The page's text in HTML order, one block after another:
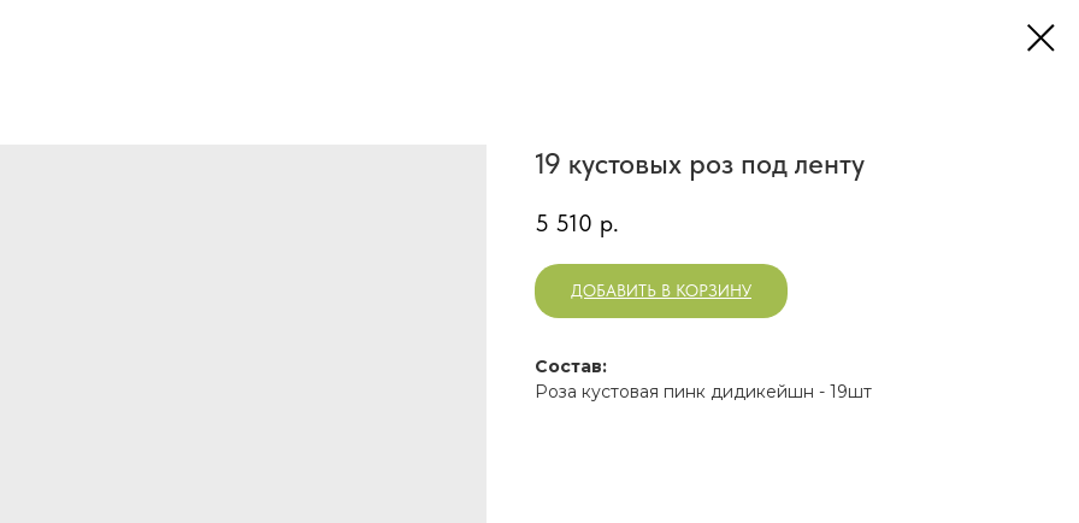
19 кустовых роз под ленту
5 510 р.
ДОБАВИТЬ В КОРЗИНУ
Состав:
Роза кустовая пинк дидикейшн - 19шт